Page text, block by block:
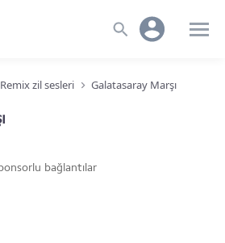
Remix zil sesleri Galatasaray Marşı
bağlantılar